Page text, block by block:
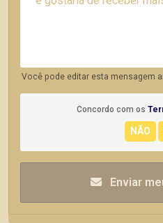
Você pode editar esta mensagem
Concordo com os
Enviar